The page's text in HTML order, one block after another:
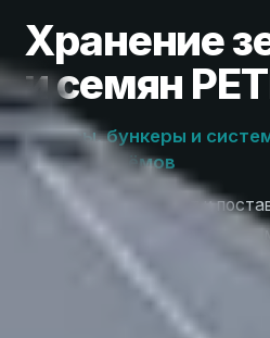
Хранение
и семян
Силосы, бункеры и
любых объёмов
PETKUS проектирует и
комплексы для зерна,
от буферных ёмкостей до